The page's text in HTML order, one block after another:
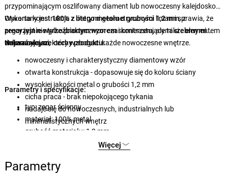
przypominającym oszlifowany diament lub nowoczesny kalejdoskop.
Otwarta konstrukcja z ostrymi geometrycznymi liniami sprawia, że
zegar jest nie tylko praktycznym czasomierzem, ale także elementem
dekoracyjnym, który wzbogaci każde nowoczesne wnętrze.
Wykonany jest100% z litego metalu o grubości 1,2 mm, z
precyzyjnie wyrzeźbionym wzoremi kontrastującymisrebrnymi
wskazówkami.
Najważniejsze cechy produktu:
nowoczesny i charakterystyczny diamentowy wzór
otwarta konstrukcja - dopasowuje się do koloru ściany
wysokiej jakości metal o grubości 1,2 mm
cicha praca - brak niepokojącego tykania
nadaje się do nowoczesnych, industrialnych lub
minimalistycznych wnętrz
Parametry i specyfikacje:
typ: zegar ścienny
materiał: 100% metal
grubość materiału: 1,2 mm
kolor: czarna konstrukcja, srebrne wskazówki
zasilanie: 1 × bateria AA (brak w zestawie)
Więcej
Parametry